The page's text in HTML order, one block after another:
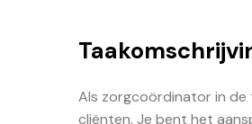
Als zorgcoördinator in de
cliënten. Je bent het